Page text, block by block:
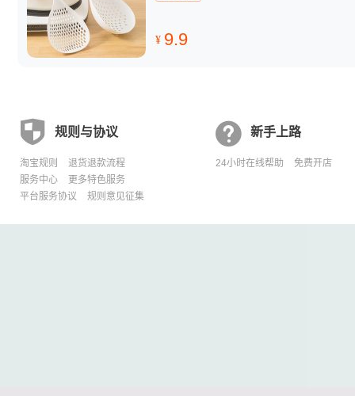
¥ 9.9
 规则与协议
淘宝规则
退货退款流程
服务中心
更多特色服务
平台服务协议
规则意见征集
 新手上路
24小时在线帮助 免费开店